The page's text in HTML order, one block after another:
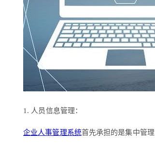
1. 人员信息管理：
企业人事管理系统首先承担的是集中管